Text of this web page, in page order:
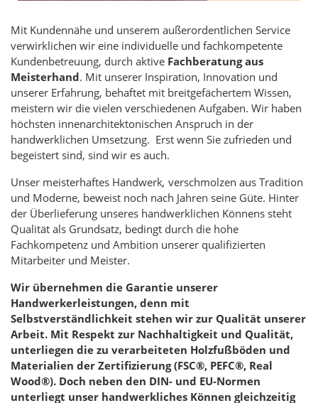
Mit Kundennähe und unserem außerordentlichen Service
verwirklichen wir eine individuelle und fachkompetente
Kundenbetreuung, durch aktive Fachberatung aus
Meisterhand. Mit unserer Inspiration, Innovation und
unserer Erfahrung, behaftet mit breitgefächertem Wissen,
meistern wir die vielen verschiedenen Aufgaben. Wir haben
höchsten innenarchitektonischen Anspruch in der
handwerklichen Umsetzung. Erst wenn Sie zufrieden und
begeistert sind, sind wir es auch.
Unser meisterhaftes Handwerk, verschmolzen aus Tradition
und Moderne, beweist noch nach Jahren seine Güte. Hinter
der Überlieferung unseres handwerklichen Könnens steht
Qualität als Grundsatz, bedingt durch die hohe
Fachkompetenz und Ambition unserer qualifizierten
Mitarbeiter und Meister.
Wir übernehmen die Garantie unserer
Handwerkerleistungen, denn mit
Selbstverständlichkeit stehen wir zur Qualität unserer
Arbeit. Mit Respekt zur Nachhaltigkeit und Qualität,
unterliegen die zu verarbeiteten Holzfußböden und
Materialien der Zertifizierung (FSC®, PEFC®, Real
Wood®). Doch neben den DIN- und EU-Normen
unterliegt unser handwerkliches Können gleichzeitig